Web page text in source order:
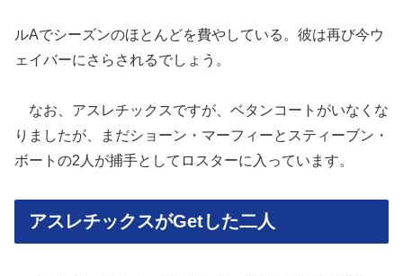
ルAでシーズンのほとんどを費やしている。彼は再び今ウ
ェイバーにさらされるでしょう。
なお、アスレチックスですが、ベタンコートがいなくな
りましたが、まだショーン・マーフィーとスティーブン・
ボートの2人が捕手としてロスターに入っています。
アスレチックスがGetした二人